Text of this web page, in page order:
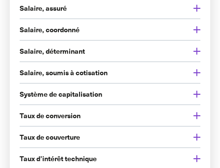
Salaire, assuré
Salaire, coordonné
Salaire, déterminant
Salaire, soumis à cotisation
Système de capitalisation
Taux de conversion
Taux de couverture
Taux d’intérêt technique